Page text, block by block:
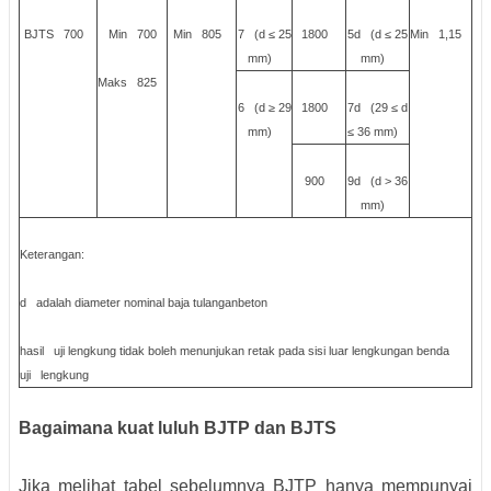
BJTS 700 Min 700
Maks 825
Min 805
7 (d ≤ 25
mm)
1800
5d (d ≤ 25
mm)
Min 1,15
6 (d ≥ 29
mm)
1800
7d (29 ≤ d
≤ 36 mm)
900
9d (d > 36
mm)
Keterangan:
d adalah diameter nominal baja tulanganbeton
hasil uji lengkung tidak boleh menunjukan retak pada sisi luar lengkungan benda
uji lengkung
Bagaimana kuat luluh BJTP dan BJTS
Jika melihat tabel sebelumnya BJTP hanya mempunyai